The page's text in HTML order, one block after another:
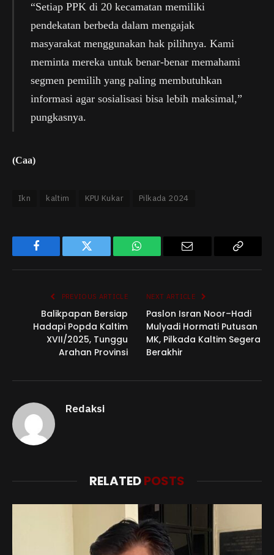
“Setiap PPK di 20 kecamatan memiliki
pendekatan berbeda dalam mengajak
masyarakat menggunakan hak pilihnya. Kami
meminta mereka untuk benar-benar memahami
segmen pemilih yang paling membutuhkan
informasi agar sosialisasi bisa lebih maksimal,”
pungkasnya.
(Caa)
Ikn kaltim KPU Kukar Pilkada 2024
Facebook Twitter WhatsApp
PREVIOUS ARTICLE
Balikpapan Bersiap
Hadapi Popda Kaltim
XVII/2025, Tunggu
Arahan Provinsi
NEXT ARTICLE
Paslon Isran Noor–Hadi
Mulyadi Hormati Putusan
MK, Pilkada Kaltim Segera
Berakhir
Redaksi
RELATEDPOSTS